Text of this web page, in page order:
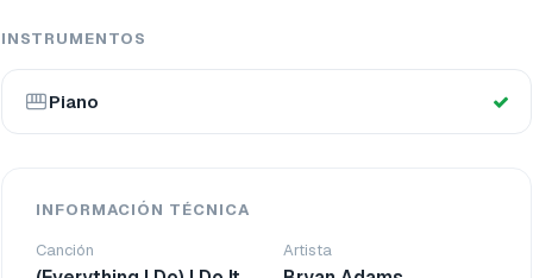
INSTRUMENTOS
Piano
INFORMACIÓN TÉCNICA
Canción
Artista